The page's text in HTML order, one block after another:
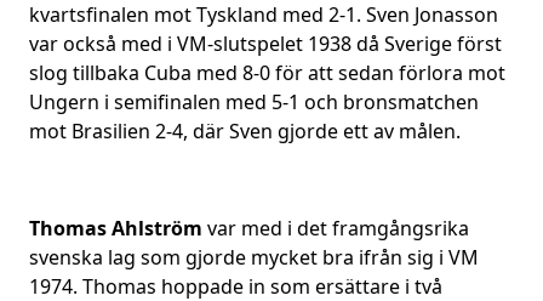
kvartsfinalen mot Tyskland med 2-1. Sven Jonasson
var också med i VM-slutspelet 1938 då Sverige först
slog tillbaka Cuba med 8-0 för att sedan förlora mot
Ungern i semifinalen med 5-1 och bronsmatchen
mot Brasilien 2-4, där Sven gjorde ett av målen.
Thomas Ahlström var med i det framgångsrika
svenska lag som gjorde mycket bra ifrån sig i VM
1974. Thomas hoppade in som ersättare i två